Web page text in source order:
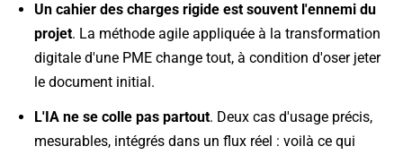
Un cahier des charges rigide est souvent l'ennemi du
projet. La méthode agile appliquée à la transformation
digitale d'une PME change tout, à condition d'oser jeter
le document initial.
L'IA ne se colle pas partout. Deux cas d'usage précis,
mesurables, intégrés dans un flux réel : voilà ce qui